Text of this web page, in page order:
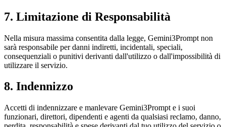
7. Limitazione di Responsabilità
Nella misura massima consentita dalla legge, Gemini3Prompt non
sarà responsabile per danni indiretti, incidentali, speciali,
consequenziali o punitivi derivanti dall'utilizzo o dall'impossibilità di
utilizzare il servizio.
8. Indennizzo
Accetti di indennizzare e manlevare Gemini3Prompt e i suoi
funzionari, direttori, dipendenti e agenti da qualsiasi reclamo, danno,